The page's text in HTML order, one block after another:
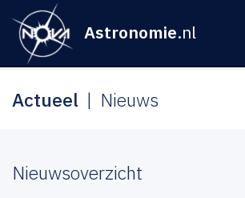
Astronomie.nl
Actueel Nieuws
Nieuwsoverzicht